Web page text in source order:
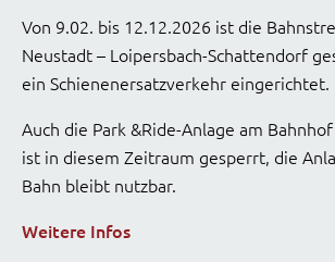
Von 9.02. bis 12.12.2026 ist die
Neustadt – Loipersbach-Schattendorf
ein Schienenersatzverkehr eingerichtet.
Auch die Park &Ride-Anlage am
ist in diesem Zeitraum gesperrt, die
Bahn bleibt nutzbar.
Weitere Infos